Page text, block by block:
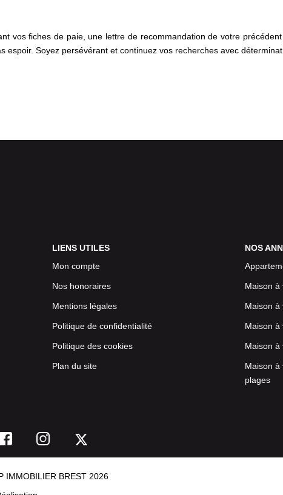
vos fiches de paie, une lettre de recommandation de votre
Soyez persévérant et continuez vos recherches avec
LIENS UTILES
Mon compte
Nos honoraires
Mentions légales
Politique de confidentialité
Politique des cookies
Plan du site
NOS
Maison à
Maison à
Maison à
Maison à
Maison à
plages
IMMOBILIER BREST 2026